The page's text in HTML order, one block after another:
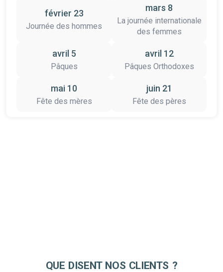
février 23
Journée des hommes
mars 8
La journée internationale
des femmes
avril 5
Pâques
avril 12
Pâques Orthodoxes
mai 10
Fête des mères
juin 21
Fête des pères
QUE DISENT NOS CLIENTS ?